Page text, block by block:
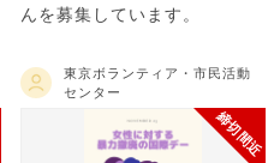
んを募集しています。
東京ボランティア・市民活動
センター
締切間近